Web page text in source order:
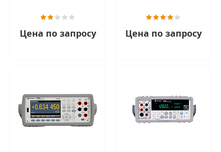
Цена по запросу Цена по запросу